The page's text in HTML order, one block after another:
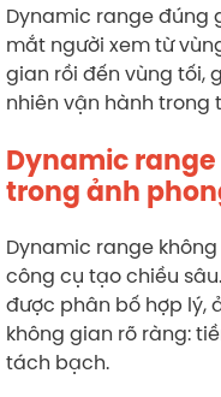
Dynamic range đúng
mắt người xem từ
gian rồi đến vùng tối,
nhiên vận hành trong
Dynamic
trong ảnh
Dynamic range
công cụ tạo chiều
được phân bố hợp lý,
không gian rõ ràng:
tách bạch.